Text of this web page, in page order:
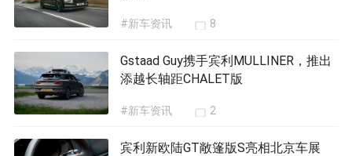
#新车资讯 8
Gstaad Guy携手宾利MULLINER，推出
添越长轴距CHALET版
#新车资讯 2
宾利新欧陆GT敞篷版S亮相北京车展